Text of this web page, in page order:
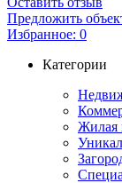
Предложить
Избранное: 0
Категории
Жилая